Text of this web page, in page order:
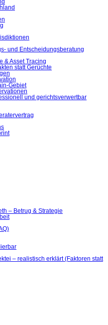
und Entscheidungsberatung
& Asset Tracing
statt Gerüchte
Gebiet
und gerichtsverwertbar
– Betrug & Strategie
– realistisch erklärt (Faktoren statt